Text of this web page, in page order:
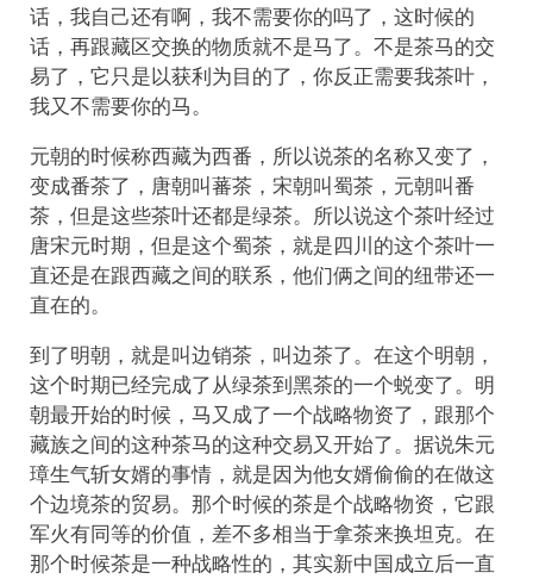
话，我自己还有啊，我不需要你的吗了，这时候的
话，再跟藏区交换的物质就不是马了。不是茶马的交
易了，它只是以获利为目的了，你反正需要我茶叶，
我又不需要你的马。
元朝的时候称西藏为西番，所以说茶的名称又变了，
变成番茶了，唐朝叫蕃茶，宋朝叫蜀茶，元朝叫番
茶，但是这些茶叶还都是绿茶。所以说这个茶叶经过
唐宋元时期，但是这个蜀茶，就是四川的这个茶叶一
直还是在跟西藏之间的联系，他们俩之间的纽带还一
直在的。
到了明朝，就是叫边销茶，叫边茶了。在这个明朝，
这个时期已经完成了从绿茶到黑茶的一个蜕变了。明
朝最开始的时候，马又成了一个战略物资了，跟那个
藏族之间的这种茶马的这种交易又开始了。据说朱元
璋生气斩女婿的事情，就是因为他女婿偷偷的在做这
个边境茶的贸易。那个时候的茶是个战略物资，它跟
军火有同等的价值，差不多相当于拿茶来换坦克。在
那个时候茶是一种战略性的，其实新中国成立后一直